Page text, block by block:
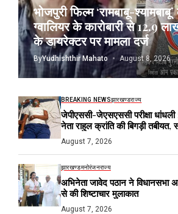
भोजपुरी फिल्म ‘रामबाबू-
ग्वालियर के कारोबारी से 12.9
के डायरेक्टर पर मामला दर्ज
ByYudhishthir Mahato August 8, 2026
BREAKING NEWSझारखण्डराज्य
जेपीएससी-जेएसएससी परीक्षा
नेता राहुल क्रांति की बिगड़ी तबीयत,
August 7, 2026
झारखण्डमनोरंजनराज्य
अभिनेता जावेद पठान ने विधानसभा
से की शिष्टाचार मुलाकात
August 7, 2026